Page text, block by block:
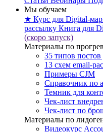
Мы обучаем
★ Курс для Digital-
рассылку Книга для
(скоро запуск)
Материалы по
35 типов
13 схем email-
Примеры CJM
Справочник по
Темник для
Чек-лист
Чек-лист по
Материалы по
Видеокурс